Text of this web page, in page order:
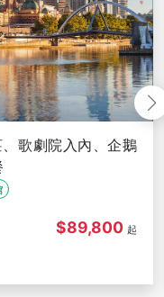
7天
桃園國際機場出
典雅墨爾本７日
08/11, 08/20, 08/25, 09/03,